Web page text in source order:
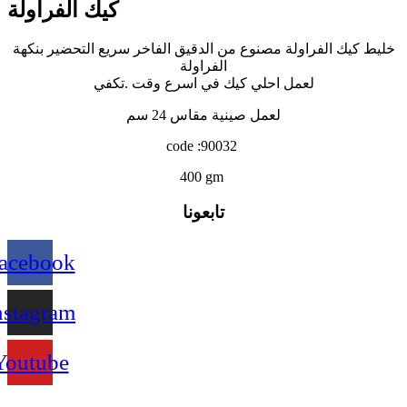
كيك الفراولة
خليط كيك الفراولة مصنوع من الدقيق الفاخر سريع التحضير بنكهة
الفراولة
لعمل احلي كيك في اسرع وقت .تكفي
لعمل صينية مقاس 24 سم
code :90032
400 gm
تابعونا